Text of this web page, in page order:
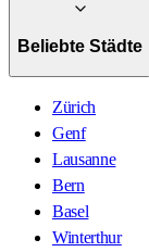
Beliebte Städte
Zürich
Genf
Lausanne
Bern
Basel
Winterthur